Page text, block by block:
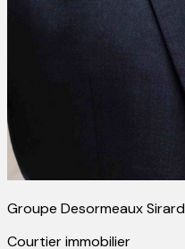
Groupe Desormeaux Sirard
Courtier immobilier